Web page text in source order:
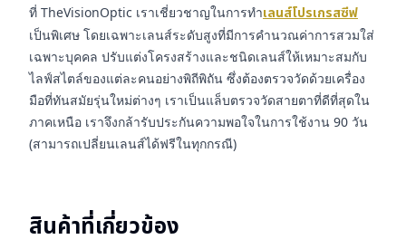
ที่ TheVisionOptic เราเชี่ยวชาญในการทำเลนส์โปรเกรสซีฟ
เป็นพิเศษ โดยเฉพาะเลนส์ระดับสูงที่มีการคำนวณค่าการสวมใส่
เฉพาะบุคคล ปรับแต่งโครงสร้างและชนิดเลนส์ให้เหมาะสมกับ
ไลฟ์สไตล์ของแต่ละคนอย่างพิถีพิถัน ซึ่งต้องตรวจวัดด้วยเครื่อง
มือที่ทันสมัยรุ่นใหม่ต่างๆ เราเป็นแล็บตรวจวัดสายตาที่ดีที่สุดใน
ภาคเหนือ เราจึงกล้ารับประกันความพอใจในการใช้งาน 90 วัน
(สามารถเปลี่ยนเลนส์ได้ฟรีในทุกกรณี)
สินค้าที่เกี่ยวข้อง